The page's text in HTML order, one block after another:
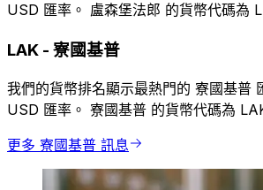
USD 匯率。 盧森堡法郎 的貨幣代碼為
LAK - 寮國基普
我們的貨幣排名顯示最熱門的 寮國基普
USD 匯率。 寮國基普 的貨幣代碼為
更多 寮國基普 訊息